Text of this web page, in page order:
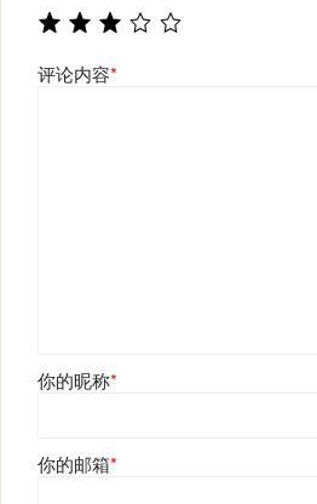
评论内容*
你的昵称*
你的邮箱*